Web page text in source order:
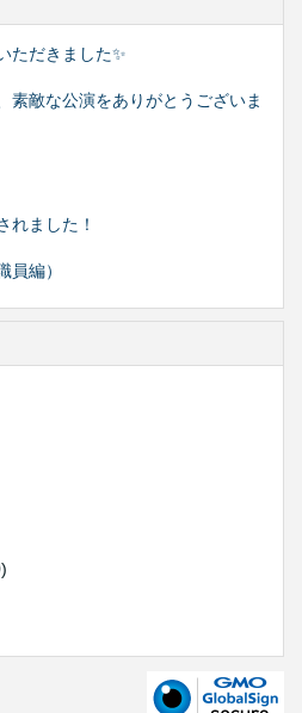
ただきました✨
素敵な公演をありがとうございま
れました！
員編）